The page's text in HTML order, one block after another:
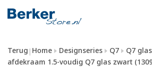
Terug | Home Designseries Q7 Q7
afdekraam 1.5-voudig Q7 glas zwart